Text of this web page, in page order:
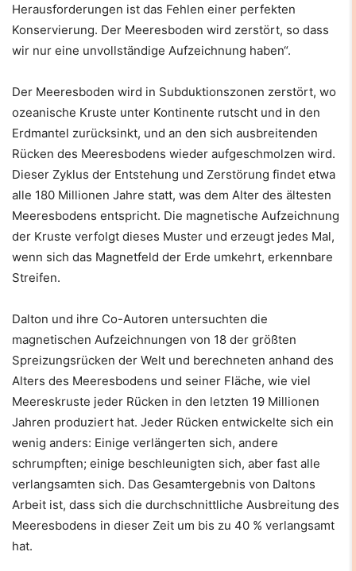
Herausforderungen ist das Fehlen einer perfekten
Konservierung. Der Meeresboden wird zerstört, so dass
wir nur eine unvollständige Aufzeichnung haben“.
Der Meeresboden wird in Subduktionszonen zerstört, wo
ozeanische Kruste unter Kontinente rutscht und in den
Erdmantel zurücksinkt, und an den sich ausbreitenden
Rücken des Meeresbodens wieder aufgeschmolzen wird.
Dieser Zyklus der Entstehung und Zerstörung findet etwa
alle 180 Millionen Jahre statt, was dem Alter des ältesten
Meeresbodens entspricht. Die magnetische Aufzeichnung
der Kruste verfolgt dieses Muster und erzeugt jedes Mal,
wenn sich das Magnetfeld der Erde umkehrt, erkennbare
Streifen.
Dalton und ihre Co-Autoren untersuchten die
magnetischen Aufzeichnungen von 18 der größten
Spreizungsrücken der Welt und berechneten anhand des
Alters des Meeresbodens und seiner Fläche, wie viel
Meereskruste jeder Rücken in den letzten 19 Millionen
Jahren produziert hat. Jeder Rücken entwickelte sich ein
wenig anders: Einige verlängerten sich, andere
schrumpften; einige beschleunigten sich, aber fast alle
verlangsamten sich. Das Gesamtergebnis von Daltons
Arbeit ist, dass sich die durchschnittliche Ausbreitung des
Meeresbodens in dieser Zeit um bis zu 40 % verlangsamt
hat.